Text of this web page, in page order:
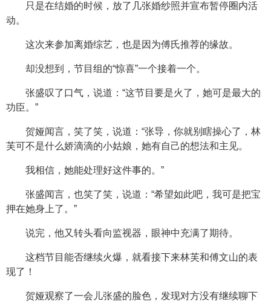
只是在结婚的时候，放了几张婚纱照并宣布暂停圈内活
动。
这次来参加离婚综艺，也是因为傅氏推荐的缘故。
却没想到，节目组的“惊喜”一个接着一个。
张盛叹了口气，说道：“这节目要是火了，她可是最大的
功臣。”
贺娅闻言，笑了笑，说道：“张导，你就别瞎操心了，林
芙可不是什么娇滴滴的小姑娘，她有自己的想法和主见。
我相信，她能处理好这件事的。”
张盛闻言，也笑了笑，说道：“希望如此吧，我可是把宝
押在她身上了。”
说完，他又转头看向监视器，眼神中充满了期待。
这档节目能否继续火爆，就看接下来林芙和傅文山的表
现了！
贺娅观察了一会儿张盛的脸色，发现对方没有继续聊下